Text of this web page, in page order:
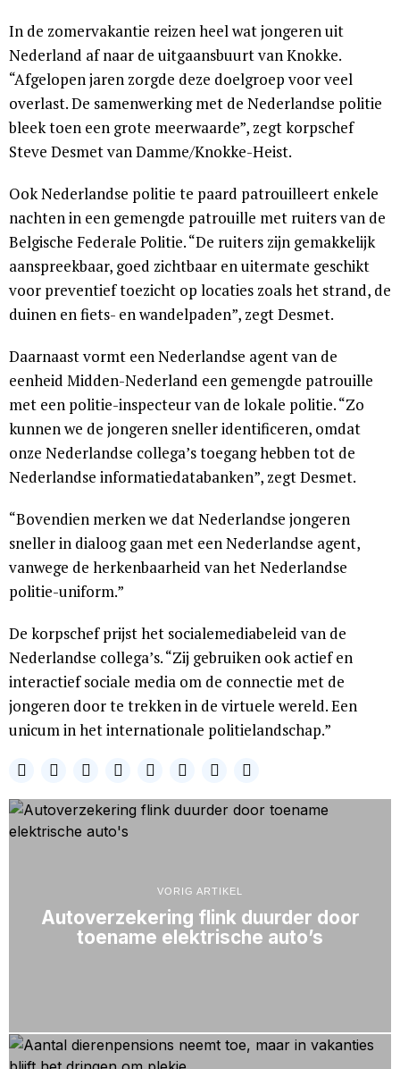
In de zomervakantie reizen heel wat jongeren uit
Nederland af naar de uitgaansbuurt van Knokke.
“Afgelopen jaren zorgde deze doelgroep voor veel
overlast. De samenwerking met de Nederlandse politie
bleek toen een grote meerwaarde”, zegt korpschef
Steve Desmet van Damme/Knokke-Heist.
Ook Nederlandse politie te paard patrouilleert enkele
nachten in een gemengde patrouille met ruiters van de
Belgische Federale Politie. “De ruiters zijn gemakkelijk
aanspreekbaar, goed zichtbaar en uitermate geschikt
voor preventief toezicht op locaties zoals het strand, de
duinen en fiets- en wandelpaden”, zegt Desmet.
Daarnaast vormt een Nederlandse agent van de
eenheid Midden-Nederland een gemengde patrouille
met een politie-inspecteur van de lokale politie. “Zo
kunnen we de jongeren sneller identificeren, omdat
onze Nederlandse collega’s toegang hebben tot de
Nederlandse informatiedatabanken”, zegt Desmet.
“Bovendien merken we dat Nederlandse jongeren
sneller in dialoog gaan met een Nederlandse agent,
vanwege de herkenbaarheid van het Nederlandse
politie-uniform.”
De korpschef prijst het socialemediabeleid van de
Nederlandse collega’s. “Zij gebruiken ook actief en
interactief sociale media om de connectie met de
jongeren door te trekken in de virtuele wereld. Een
unicum in het internationale politielandschap.”
VORIG ARTIKEL
Autoverzekering flink duurder door
toename elektrische auto’s